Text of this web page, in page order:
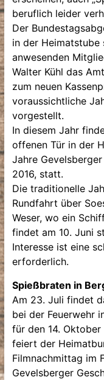
beruflich leider
Der
in der Heimatstube
anwesenden
Walter Kühl das
zum neuen
voraussichtliche
vorgestellt.
In diesem Jahr
offenen Tür in der
Jahre
2016, statt.
Die traditionelle
Rundfahrt über
Weser, wo ein
findet am 10. Juni
Interesse ist eine
erforderlich.
Spießbraten in
Am 23. Juli findet
bei der Feuerwehr
für den 14.
feiert der
Filmnachmittag im
Gevelsberger